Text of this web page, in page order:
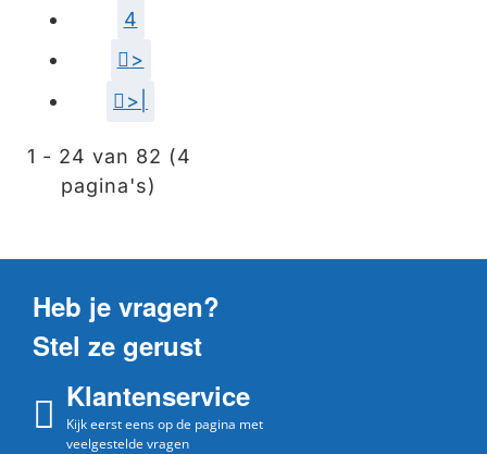
4
>
>|
1 - 24 van 82 (4
pagina's)
Heb je vragen?
Stel ze gerust
Klantenservice
Kijk eerst eens op de pagina met
veelgestelde vragen